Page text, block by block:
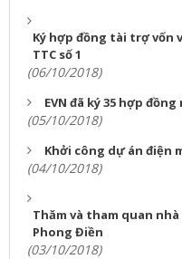
Ký hợp đồng tài trợ vốn
TTC số 1
(06/10/2018)
EVN đã ký 35 hợp
(05/10/2018)
Khởi công dự án điện
(04/10/2018)
Thăm và tham quan
Phong Điền
(03/10/2018)